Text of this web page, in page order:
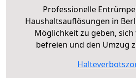
Professionelle
Haushaltsauflösungen in
Möglichkeit zu geben, sich
befreien und den Umzug